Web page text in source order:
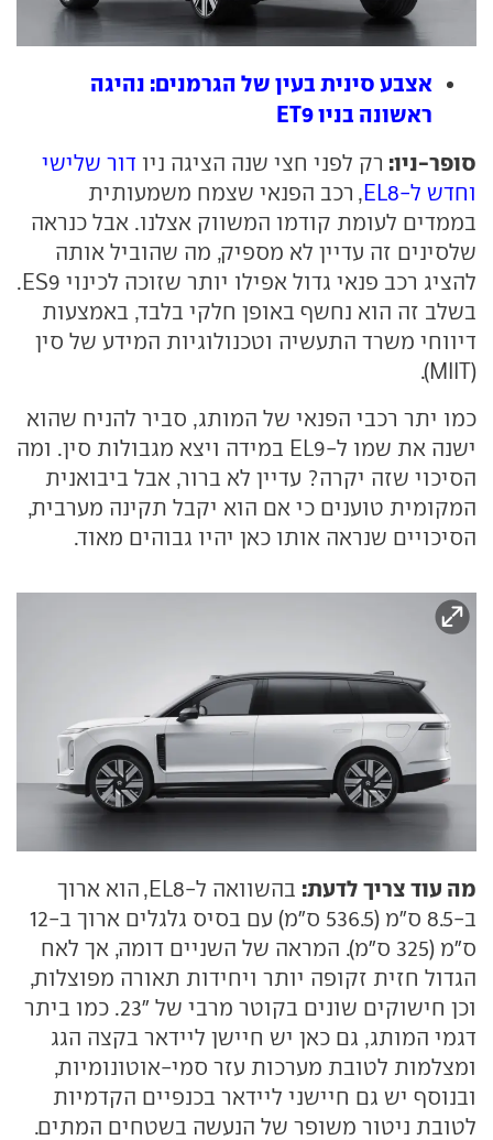
אצבע סינית בעין של הגרמנים: נהיגה
ראשונה בניו ET9
סופר-ניו: רק לפני חצי שנה הציגה ניו דור שלישי
וחדש ל-EL8
, רכב הפנאי שצמח משמעותית
בממדים לעומת קודמו המשווק אצלנו. אבל כנראה
שלסינים זה עדיין לא מספיק, מה שהוביל אותה
להציג רכב פנאי גדול אפילו יותר שזוכה לכינוי ES9.
בשלב זה הוא נחשף באופן חלקי בלבד, באמצעות
דיווחי משרד התעשיה וטכנולוגיות המידע של סין
(MIIT).
כמו יתר רכבי הפנאי של המותג, סביר להניח שהוא
ישנה את שמו ל-EL9 במידה ויצא מגבולות סין. ומה
הסיכוי שזה יקרה? עדיין לא ברור, אבל ביבואנית
המקומית טוענים כי אם הוא יקבל תקינה מערבית,
הסיכויים שנראה אותו כאן יהיו גבוהים מאוד.
מה עוד צריך לדעת:
בהשוואה ל-EL8, הוא ארוך
ב-8.5 ס"מ (536.5 ס"מ) עם בסיס גלגלים ארוך ב-12
ס"מ (325 ס"מ). המראה של השניים דומה, אך לאח
הגדול חזית זקופה יותר ויחידות תאורה מפוצלות,
וכן חישוקים שונים בקוטר מרבי של "23. כמו ביתר
דגמי המותג, גם כאן יש חיישן ליידאר בקצה הגג
ומצלמות לטובת מערכות עזר סמי-אוטונומיות,
ובנוסף יש גם חיישני ליידאר בכנפיים הקדמיות
לטובת ניטור משופר של הנעשה בשטחים המתים.